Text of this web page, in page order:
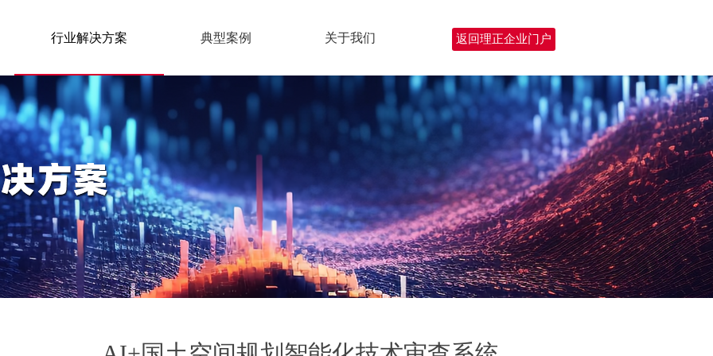
行业解决方案 典型案例 关于我们 返回理正企业门户